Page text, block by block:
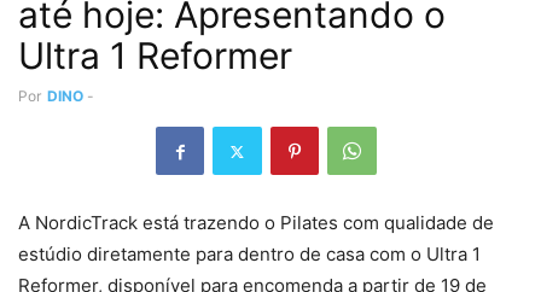
até hoje: Apresentando o
Ultra 1 Reformer
Por DINO -
A NordicTrack está trazendo o Pilates com qualidade de
estúdio diretamente para dentro de casa com o Ultra 1
Reformer, disponível para encomenda a partir de 19 de